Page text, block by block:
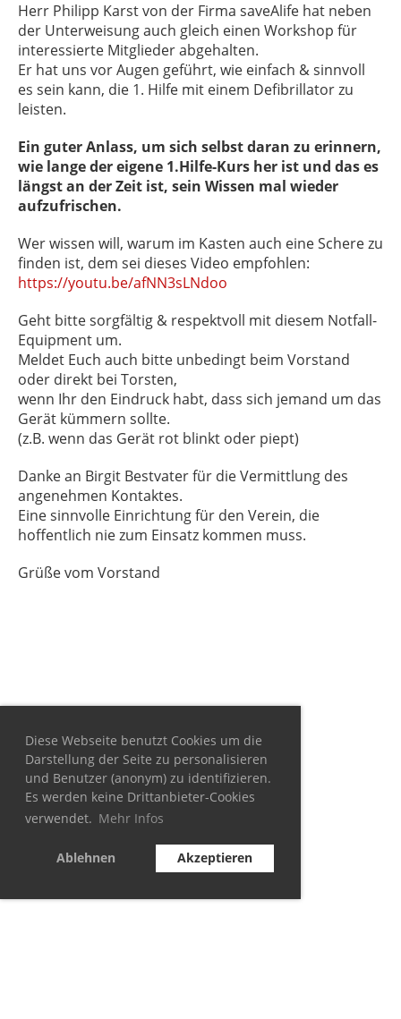
Diese Webseite benutzt Cookies um die
Darstellung der Seite zu personalisieren
und Benutzer (anonym) zu identifizieren.
Es werden keine Drittanbieter-Cookies
verwendet. Mehr Infos
Ablehnen Akzeptieren
Herr Philipp Karst von der Firma saveAlife hat neben
der Unterweisung auch gleich einen Workshop für
interessierte Mitglieder abgehalten.
Er hat uns vor Augen geführt, wie einfach & sinnvoll
es sein kann, die 1. Hilfe mit einem Defibrillator zu
leisten.
Ein guter Anlass, um sich selbst daran zu erinnern,
wie lange der eigene 1.Hilfe-Kurs her ist und das es
längst an der Zeit ist, sein Wissen mal wieder
aufzufrischen.
Wer wissen will, warum im Kasten auch eine Schere zu
finden ist, dem sei dieses Video empfohlen:
https://youtu.be/afNN3sLNdoo
Geht bitte sorgfältig & respektvoll mit diesem Notfall-
Equipment um.
Meldet Euch auch bitte unbedingt beim Vorstand
oder direkt bei Torsten,
wenn Ihr den Eindruck habt, dass sich jemand um das
Gerät kümmern sollte.
(z.B. wenn das Gerät rot blinkt oder piept)
Danke an Birgit Bestvater für die Vermittlung des
angenehmen Kontaktes.
Eine sinnvolle Einrichtung für den Verein, die
hoffentlich nie zum Einsatz kommen muss.
Grüße vom Vorstand